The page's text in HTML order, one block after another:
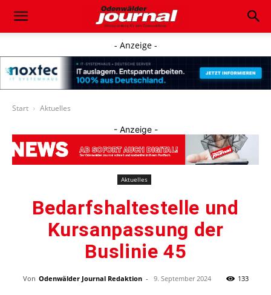
- Anzeige -
Start Aktuelles
- Anzeige -
Aktuelles
Bedarfshaltestelle und
Kursanpassung der
Buslinie 45
Von Odenwälder Journal Redaktion - 9. September 2024 133